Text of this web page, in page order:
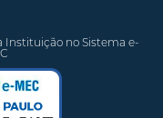
Instituição no Sistema e-